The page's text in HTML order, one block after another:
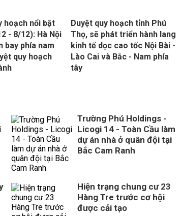
hoạch nổi bật
- 8/12): Hà Nội
bay phía nam
quy hoạch
Duyệt quy hoạch tỉnh Phú
Thọ, sẽ phát triển hành lang
kinh tế dọc cao tốc Nội Bài -
Lào Cai và Bắc - Nam phía
tây
Trường Phú Holdings -
Licogi 14 - Toàn Cầu làm
dự án nhà ở quân đội tại
Bắc Cam Ranh
Hiện trạng chung cư 23
Hàng Tre trước cơ hội
được cải tạo